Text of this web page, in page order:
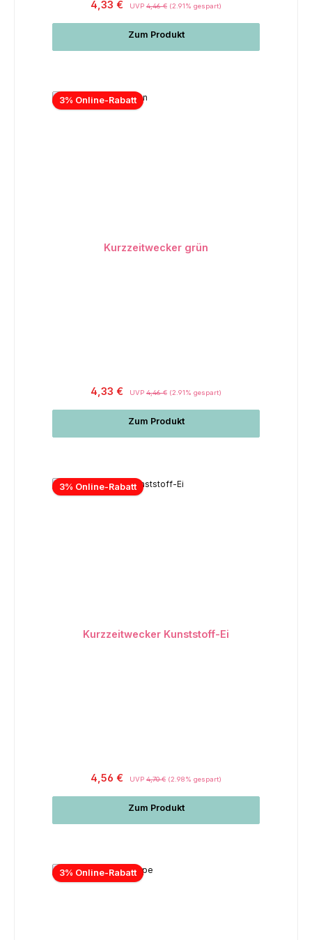
4,33 € UVP 4,46 € (2.91% gespart)
Zum Produkt
3% Online-Rabatt
Kurzzeitwecker grün
4,33 € UVP 4,46 € (2.91% gespart)
Zum Produkt
3% Online-Rabatt
Kurzzeitwecker Kunststoff-Ei
4,56 € UVP 4,70 € (2.98% gespart)
Zum Produkt
3% Online-Rabatt